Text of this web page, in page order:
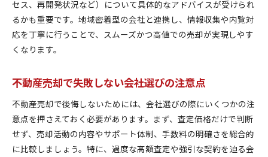
セス、再開発状況など）について具体的なアドバイスが受けられ
るかも重要です。地域密着型の会社と連携し、情報収集や内覧対
応を丁寧に行うことで、スムーズかつ高値での売却が実現しやす
くなります。
不動産売却で失敗しない会社選びの注意点
不動産売却で後悔しないためには、会社選びの際にいくつかの注
意点を押さえておく必要があります。まず、査定価格だけで判断
せず、売却活動の内容やサポート体制、手数料の明確さを総合的
に比較しましょう。特に、過度な高額査定や強引な契約を迫る会